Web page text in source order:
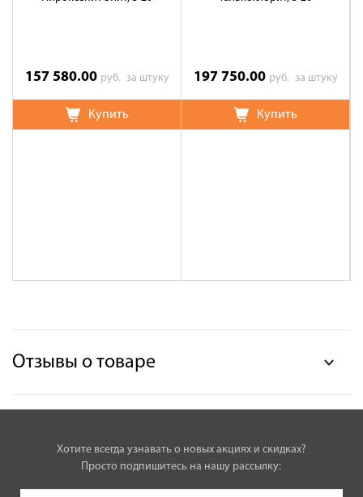
157 580.00 руб. за штуку
Купить
197 750.00 руб. за штуку
Купить
Отзывы о товаре
Хотите всегда узнавать о новых акциях и скидках?
Просто подпишитесь на нашу рассылку: